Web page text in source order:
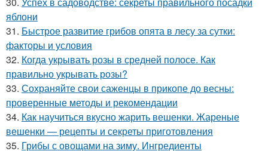
яблони
31. Быстрое развитие грибов опята в лесу за сутки:
факторы и условия
32. Когда укрывать розы в средней полосе. Как
правильно укрывать розы?
33. Сохраняйте свои саженцы в прикопе до весны:
проверенные методы и рекомендации
34. Как научиться вкусно жарить вешенки. Жареные
вешенки — рецепты и секреты приготовления
35. Грибы с овощами на зиму. Ингредиенты